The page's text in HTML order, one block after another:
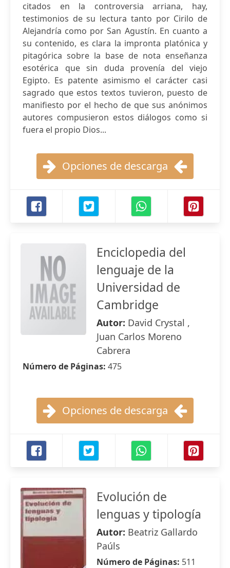
citados en la controversia arriana, hay,
testimonios de su lectura tanto por Cirilo de
Alejandría como por San Agustín. En cuanto a
su contenido, es clara la impronta platónica y
pitagórica sobre la base de nota enseñanza
esotérica que sin duda provenía del viejo
Egipto. Es patente asimismo el carácter casi
sagrado que estos textos tuvieron, puesto de
manifiesto por el hecho de que sus anónimos
autores compusieron estos diálogos como si
fuera el propio Dios...
Opciones de descarga
Enciclopedia del
lenguaje de la
Universidad de
Cambridge
Autor: David Crystal ,
Juan Carlos Moreno
Cabrera
Número de Páginas: 475
Opciones de descarga
Evolución de
lenguas y tipología
Autor: Beatriz Gallardo
Paúls
Número de Páginas: 511